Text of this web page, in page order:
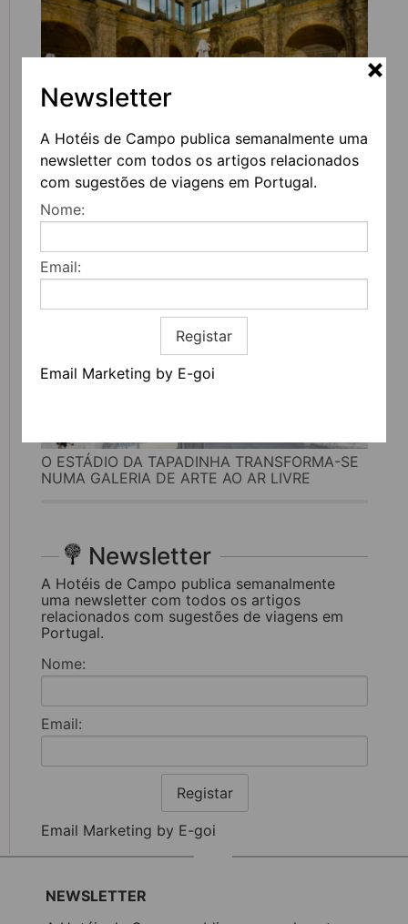
Newsletter
A Hotéis de Campo publica semanalmente uma
newsletter com todos os artigos relacionados
com sugestões de viagens em Portugal.
Nome:
Email:
Registar
Email Marketing by E-goi
UVVA REGRESSA A AMARANTE PARA
CELEBRAR O VINHO, A GASTRONOMIA E A
CULTURA
O ESTÁDIO DA TAPADINHA TRANSFORMA-SE
NUMA GALERIA DE ARTE AO AR LIVRE
Newsletter
A Hotéis de Campo publica semanalmente
uma newsletter com todos os artigos
relacionados com sugestões de viagens em
Portugal.
Nome:
Email:
Registar
Email Marketing by E-goi
NEWSLETTER